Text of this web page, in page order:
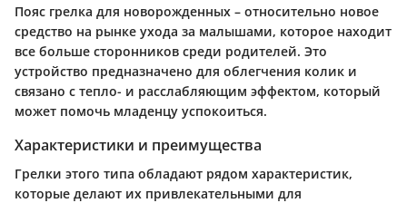
Пояс грелка для новорожденных – относительно новое
средство на рынке ухода за малышами, которое находит
все больше сторонников среди родителей. Это
устройство предназначено для облегчения колик и
связано с тепло- и расслабляющим эффектом, который
может помочь младенцу успокоиться.
Характеристики и преимущества
Грелки этого типа обладают рядом характеристик,
которые делают их привлекательными для